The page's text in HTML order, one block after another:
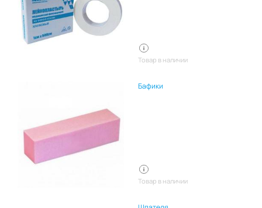
Товар в наличии
Бафики
Товар в наличии